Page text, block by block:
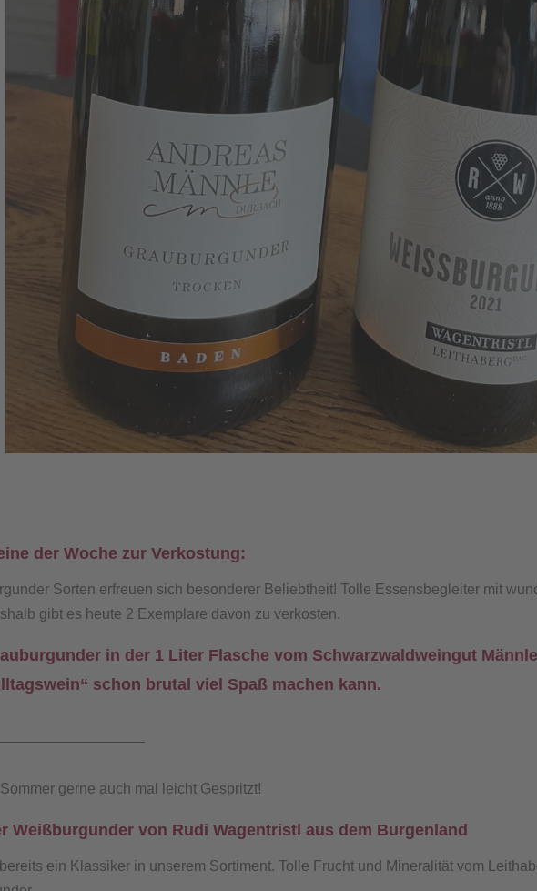
der Woche zur Verkostung:
Sorten erfreuen sich besonderer Beliebtheit! Tolle Essensbegleiter mit
gibt es heute 2 Exemplare davon zu verkosten.
in der 1 Liter Flasche vom Schwarzwaldweingut
schon brutal viel Spaß machen kann.
Sommer gerne auch mal leicht Gespritzt!
Weißburgunder von Rudi Wagentristl aus dem Burgenland
ein Klassiker in unserem Sortiment. Tolle Frucht und Mineralität vom